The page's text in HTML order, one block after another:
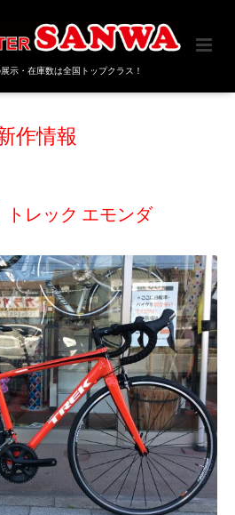
示・在庫数は全国トップクラス！
作情報
トレック エモンダ